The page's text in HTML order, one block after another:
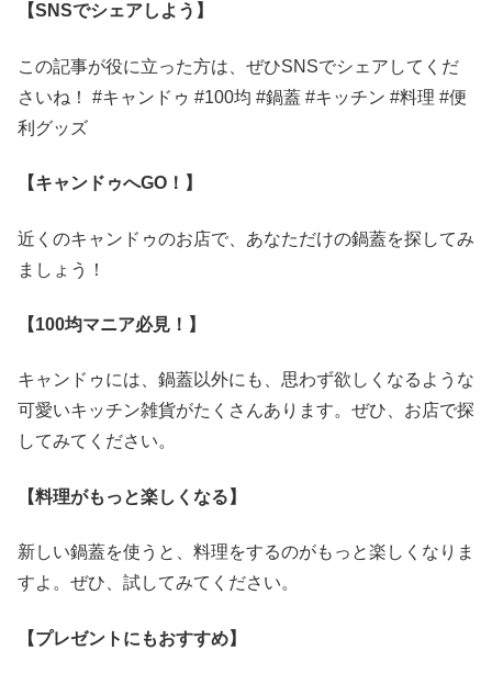
【SNSでシェアしよう】
この記事が役に立った方は、ぜひSNSでシェアしてくだ
さいね！ #キャンドゥ #100均 #鍋蓋 #キッチン #料理 #便
利グッズ
【キャンドゥへGO！】
近くのキャンドゥのお店で、あなただけの鍋蓋を探してみ
ましょう！
【100均マニア必見！】
キャンドゥには、鍋蓋以外にも、思わず欲しくなるような
可愛いキッチン雑貨がたくさんあります。ぜひ、お店で探
してみてください。
【料理がもっと楽しくなる】
新しい鍋蓋を使うと、料理をするのがもっと楽しくなりま
すよ。ぜひ、試してみてください。
【プレゼントにもおすすめ】